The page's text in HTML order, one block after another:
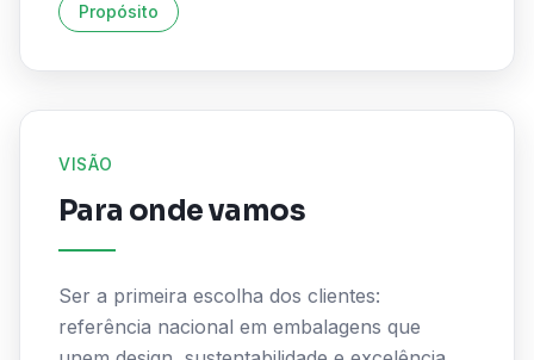
Propósito
VISÃO
Para onde vamos
Ser a primeira escolha dos clientes:
referência nacional em embalagens que